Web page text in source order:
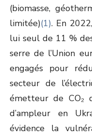
(biomasse,
limitée)(1). En
lui seul de 11 %
serre de l’Union
engagés pour
secteur de
émetteur de CO₂
d’ampleur en
évidence la